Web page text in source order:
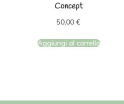
Concept
50,00 €
Aggiungi al carrello